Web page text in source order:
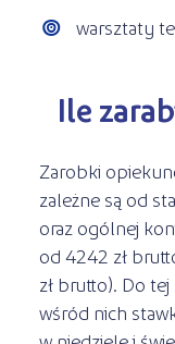
warsztaty
Ile
Zarobki
zależne są od
oraz ogólnej
od 4242 zł
zł brutto). Do
wśród nich